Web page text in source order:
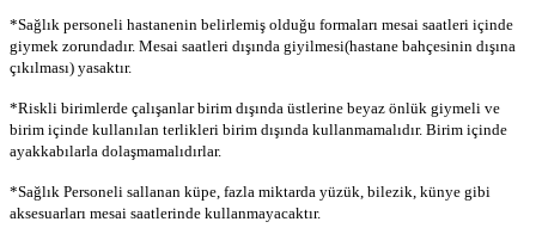
*Sağlık personeli hastanenin belirlemiş olduğu formaları mesai saatleri içinde
giymek zorundadır. Mesai saatleri dışında giyilmesi(hastane bahçesinin dışına
çıkılması) yasaktır.
*Riskli birimlerde çalışanlar birim dışında üstlerine beyaz önlük giymeli ve
birim içinde kullanılan terlikleri birim dışında kullanmamalıdır. Birim içinde
ayakkabılarla dolaşmamalıdırlar.
*Sağlık Personeli sallanan küpe, fazla miktarda yüzük, bilezik, künye gibi
aksesuarları mesai saatlerinde kullanmayacaktır.